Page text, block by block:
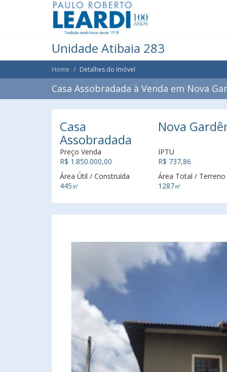
Unidade Atibaia 283
Home Detalhes do Imóvel
Casa Assobradada à Venda em Nova
Casa
Assobradada
Nova
Preço Venda
R$ 1.850.000,00
IPTU
R$ 737,86
Área Útil / Construída
445㎡
Área Total / Terreno
1287㎡